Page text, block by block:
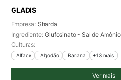
GLADIS
Empresa: Sharda
Ingrediente: Glufosinato - Sal de Amônio
Culturas:
Alface Algodão Banana +13 mais
Ver mais